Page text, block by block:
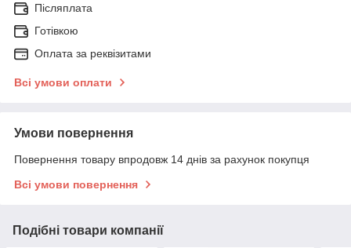
Післяплата
Готівкою
Оплата за реквізитами
Всі умови оплати
Умови повернення
Повернення товару впродовж 14 днів за рахунок покупця
Всі умови повернення
Подібні товари компанії